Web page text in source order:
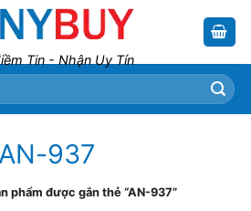
Tin - Nhận Uy Tín
937
phẩm được gắn thẻ “AN-937”